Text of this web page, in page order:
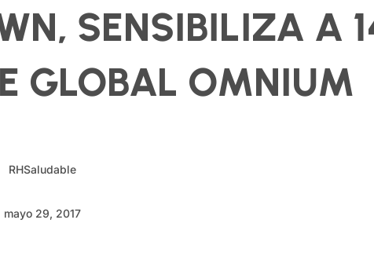
SENSIBILIZA A
GLOBAL OMNIUM
RHSaludable
mayo 29, 2017